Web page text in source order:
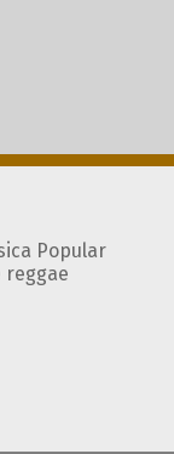
Popular
reggae